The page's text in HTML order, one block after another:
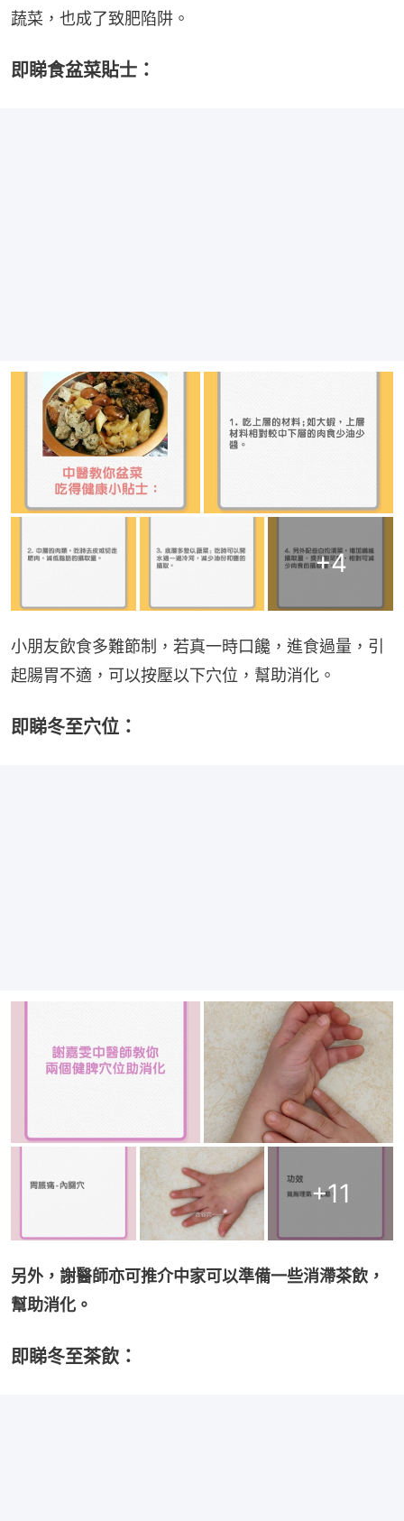
蔬菜，也成了致肥陷阱。
即睇食盆菜貼士：
+4
小朋友飲食多難節制，若真一時口饞，進食過量，引
起腸胃不適，可以按壓以下穴位，幫助消化。
即睇冬至穴位：
+11
另外，謝醫師亦可推介中家可以準備一些消滯茶飲，
幫助消化。
即睇冬至茶飲：